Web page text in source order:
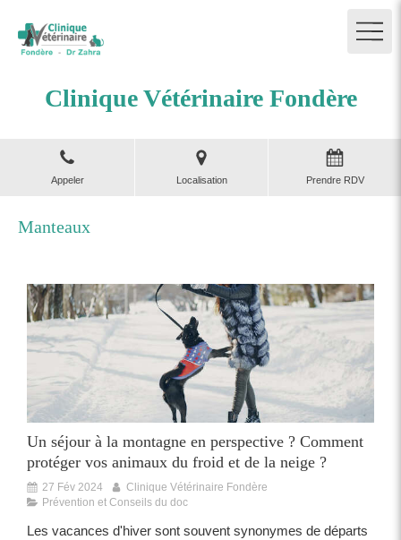
Clinique Vétérinaire Fondère
Appeler Localisation Prendre RDV
Manteaux
Un séjour à la montagne en perspective ? Comment
protéger vos animaux du froid et de la neige ?
27 Fév 2024
Clinique Vétérinaire Fondère
Prévention et Conseils du doc
Les vacances d'hiver sont souvent synonymes de départs